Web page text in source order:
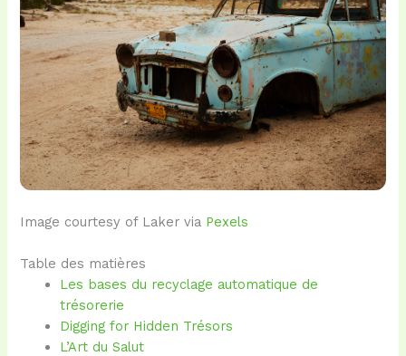
Image courtesy of Laker via Pexels
Table des matières
Les bases du recyclage automatique de
trésorerie
Digging for Hidden Trésors
L’Art du Salut